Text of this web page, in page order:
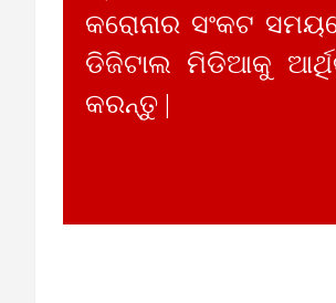
କରୋନାର ସଂକଟ
ଡିଜିଟାଲ ମିଡିଆକୁ
କରନ୍ତୁ |